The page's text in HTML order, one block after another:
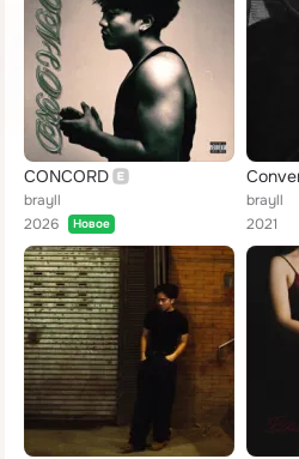
CONCORD
brayll
2026
Новое
brayll
2021